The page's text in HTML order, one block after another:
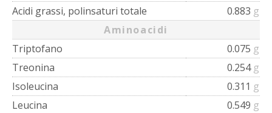
Acidi grassi, polinsaturi totale
0.883 g
Aminoacidi
Triptofano
0.075 g
Treonina
0.254 g
Isoleucina
0.311 g
Leucina
0.549 g